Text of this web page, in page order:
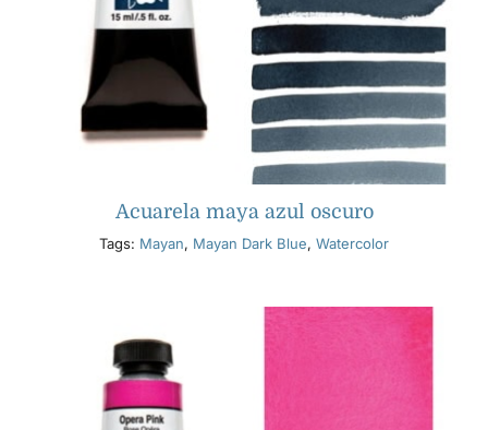
Acuarela maya azul oscuro
Tags: Mayan, Mayan Dark Blue, Watercolor